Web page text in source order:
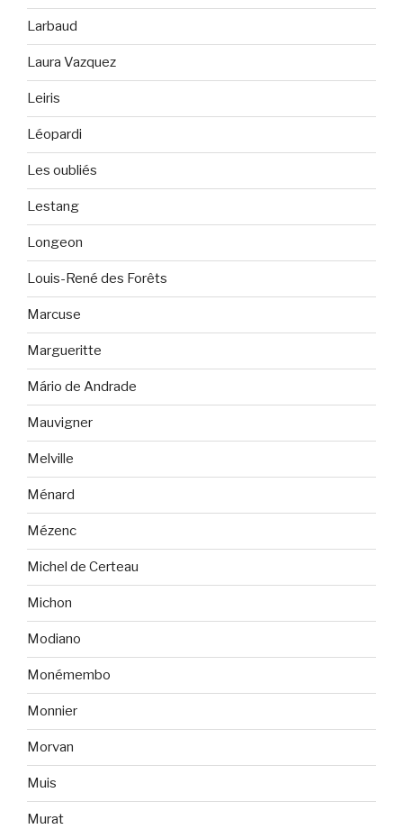
Larbaud
Laura Vazquez
Leiris
Léopardi
Les oubliés
Lestang
Longeon
Louis-René des Forêts
Marcuse
Margueritte
Mário de Andrade
Mauvigner
Melville
Ménard
Mézenc
Michel de Certeau
Michon
Modiano
Monémembo
Monnier
Morvan
Muis
Murat